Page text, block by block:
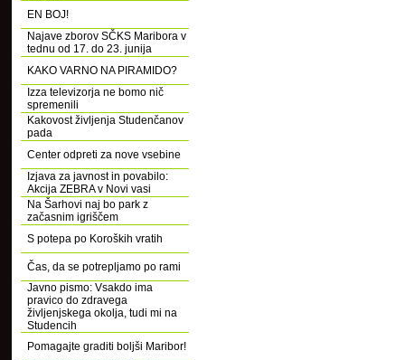
EN BOJ!
Najave zborov SČKS Maribora v
tednu od 17. do 23. junija
KAKO VARNO NA PIRAMIDO?
Izza televizorja ne bomo nič
spremenili
Kakovost življenja Studenčanov
pada
Center odpreti za nove vsebine
Izjava za javnost in povabilo:
Akcija ZEBRA v Novi vasi
Na Šarhovi naj bo park z
začasnim igriščem
S potepa po Koroških vratih
Čas, da se potrepljamo po rami
Javno pismo: Vsakdo ima
pravico do zdravega
življenjskega okolja, tudi mi na
Studencih
Pomagajte graditi boljši Maribor!